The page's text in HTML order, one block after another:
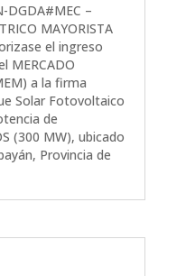
DGDA#MEC –
MAYORISTA
el ingreso
MERCADO
a la firma
Solar Fotovoltaico
de
(300 MW), ubicado
Provincia de